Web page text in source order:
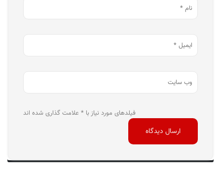
فیلدهای مورد نیاز با * علامت گذاری شده اند